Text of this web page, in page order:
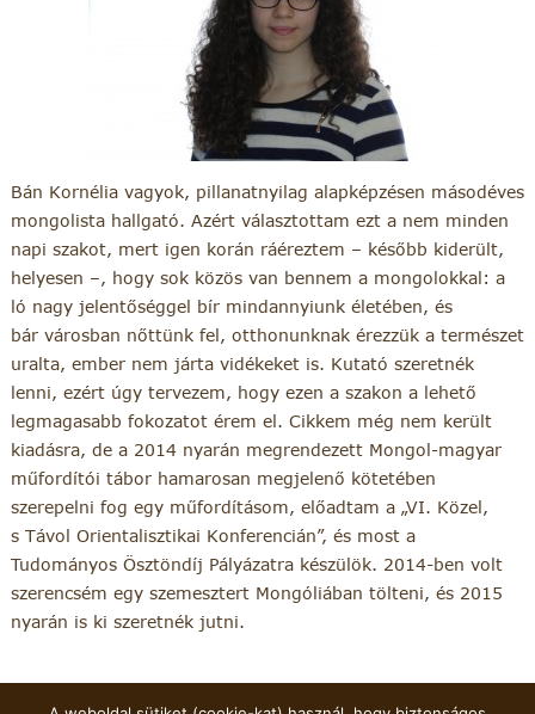
Bán Kornélia vagyok, pillanatnyilag alapképzésen másodéves
mongolista hallgató. Azért választottam ezt a nem minden
napi szakot, mert igen korán ráéreztem – később kiderült,
helyesen –, hogy sok közös van bennem a mongolokkal: a
ló nagy jelentőséggel bír mindannyiunk életében, és
bár városban nőttünk fel, otthonunknak érezzük a természet
uralta, ember nem járta vidékeket is. Kutató szeretnék
lenni, ezért úgy tervezem, hogy ezen a szakon a lehető
legmagasabb fokozatot érem el. Cikkem még nem került
kiadásra, de a 2014 nyarán megrendezett Mongol-magyar
műfordítói tábor hamarosan megjelenő kötetében
szerepelni fog egy műfordításom, előadtam a „VI. Közel,
s Távol Orientalisztikai Konferencián”, és most a
Tudományos Ösztöndíj Pályázatra készülök. 2014-ben volt
szerencsém egy szemesztert Mongóliában tölteni, és 2015
nyarán is ki szeretnék jutni.